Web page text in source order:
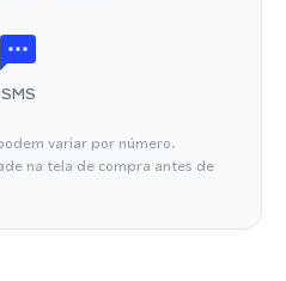
SMS
variar por número.
na tela de compra antes de